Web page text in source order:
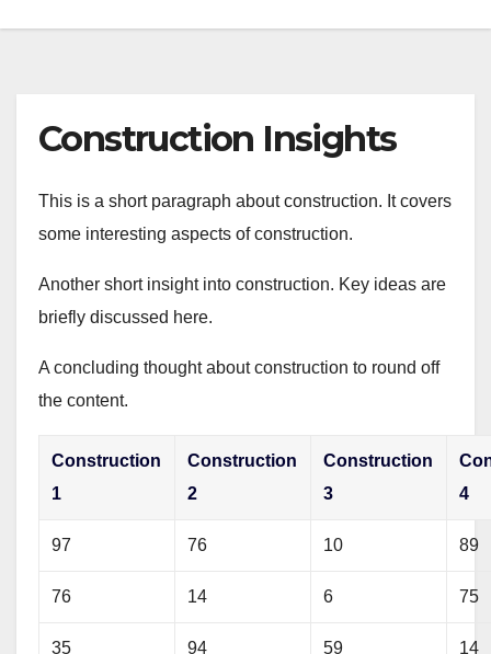
Construction Insights
This is a short paragraph about construction. It covers
some interesting aspects of construction.
Another short insight into construction. Key ideas are
briefly discussed here.
A concluding thought about construction to round off
the content.
Construction
1
Construction
2
Construction
3
4
97 76 10 89
76 14 6 75
35 94 59 14